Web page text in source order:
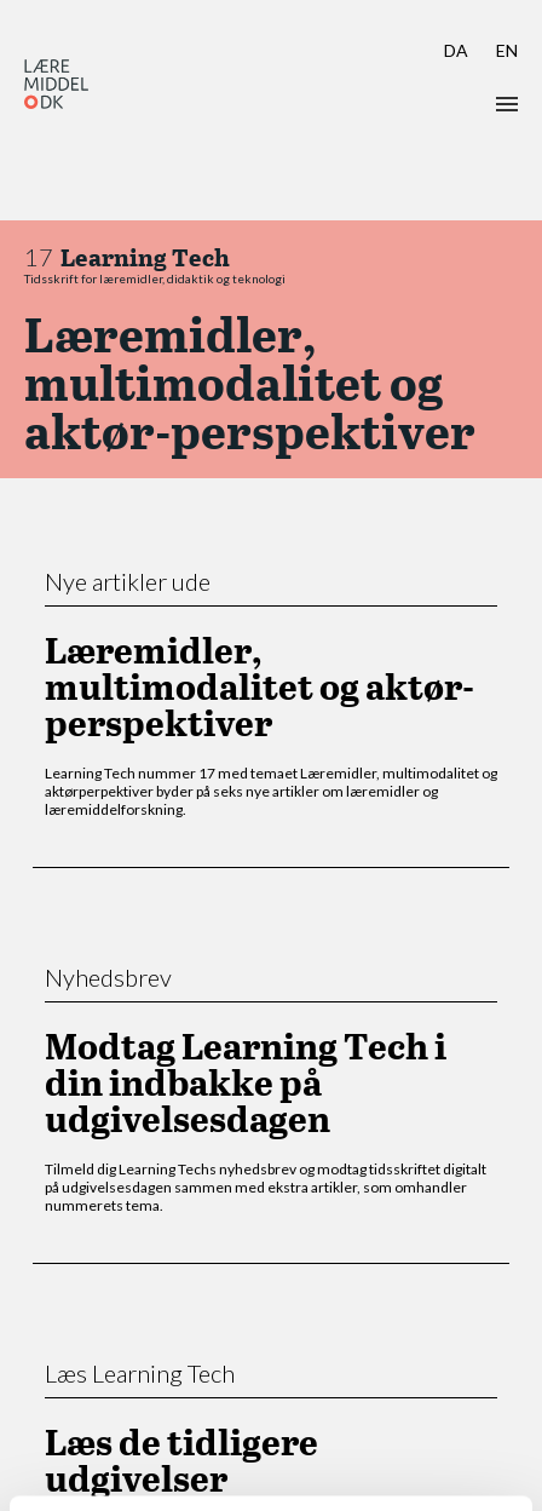
DA EN
Skriv til Learning Tech
Aktuelt call: Learning Tech 17
Guidelines & Skabeloner
Indsendelse i OJS
Peer review
Om Learning Tech
Historien bag Learning Tech
17 Learning Tech
Tidsskrift for læremidler, didaktik og teknologi
Læremidler,
multimodalitet og
aktør-perspektiver
Nye artikler ude
Læremidler,
multimodalitet og aktør-
perspektiver
Learning Tech nummer 17 med temaet Læremidler, multimodalitet og
aktørperpektiver byder på seks nye artikler om læremidler og
læremiddelforskning.
Nyhedsbrev
Modtag Learning Tech i
din indbakke på
udgivelsesdagen
Tilmeld dig Learning Techs nyhedsbrev og modtag tidsskriftet digitalt
på udgivelsesdagen sammen med ekstra artikler, som omhandler
nummerets tema.
Læs Learning Tech
Læs de tidligere
udgivelser